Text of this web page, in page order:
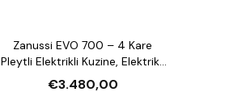
Zanussi EVO 700 – 4 Kare
Pleytli Elektrikli Kuzine, Elektrikli
Fırınlı (372018)
€3.480,00